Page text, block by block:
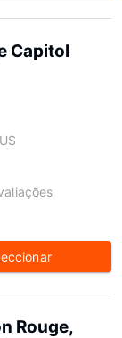
Capitol
Rouge,